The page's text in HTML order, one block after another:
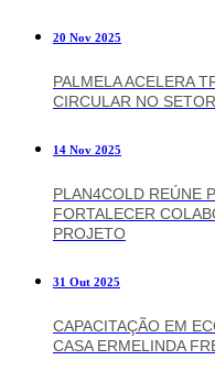
20 Nov 2025
PALMELA ACELERA
CIRCULAR NO
14 Nov 2025
PLAN4COLD REÚNE
FORTALECER
PROJETO
31 Out 2025
CAPACITAÇÃO EM
CASA ERMELINDA